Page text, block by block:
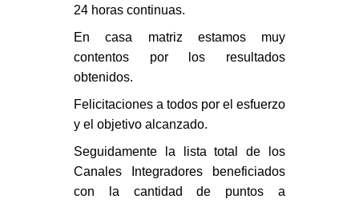
24 horas continuas.
En casa matriz estamos muy
contentospor los resultados
obtenidos.
Felicitaciones a todos por el esfuerzo
y el objetivo alcanzado.
Seguidamente la lista total de los
Canales Integradores beneficiados
con la cantidad de puntos a